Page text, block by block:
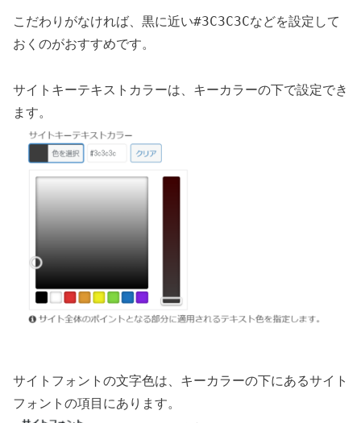
こだわりがなければ、黒に近い#3C3C3Cなどを設定して
おくのがおすすめです。
サイトキーテキストカラーは、キーカラーの下で設定でき
ます。
サイトフォントの文字色は、キーカラーの下にあるサイト
フォントの項目にあります。